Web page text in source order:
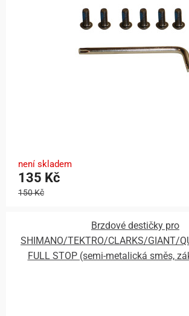
není skladem
135 Kč
150 Kč
Brzdové destičky pro
SHIMANO/TEKTRO/CLARKS/GIANT/
FULL STOP (semi-metalická směs,